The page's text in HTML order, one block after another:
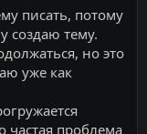
писать, потому
создаю тему.
но это
уже как
частая проблема